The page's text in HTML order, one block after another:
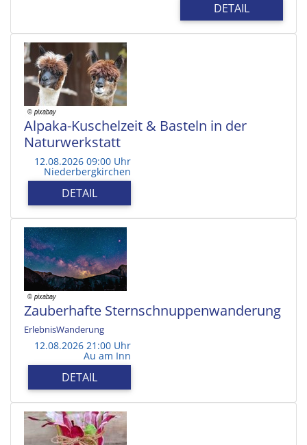
DETAIL
Alpaka-Kuschelzeit & Basteln in der
Naturwerkstatt
12.08.2026 09:00 Uhr
Niederbergkirchen
DETAIL
Zauberhafte Sternschnuppenwanderung
ErlebnisWanderung
12.08.2026 21:00 Uhr
Au am Inn
DETAIL